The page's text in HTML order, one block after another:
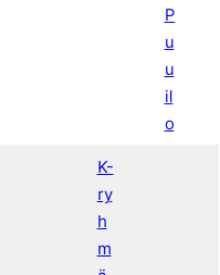
P
u
u
il
o
K-
ry
h
m